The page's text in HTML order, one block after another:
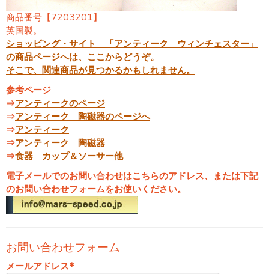
商品番号【7203201】
英国製。
ショッピング・サイト 「アンティーク ウィンチェスター」
の商品ページへは、ここからどうぞ。
そこで、関連商品が見つかるかもしれません。
参考ページ
⇒アンティークのページ
⇒アンティーク 陶磁器のページへ
⇒アンティーク
⇒アンティーク 陶磁器
⇒食器 カップ＆ソーサー他
電子メールでのお問い合わせはこちらのアドレス、または下記
のお問い合わせフォームをお使いください。
お問い合わせフォーム
メールアドレス*